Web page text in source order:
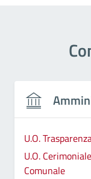
U.O.
U.O.
Comunale